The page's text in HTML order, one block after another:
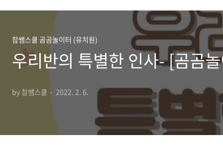
참쌤스쿨 곰곰놀이터 (유치원)
우리반의 특별한 인사- [곰곰
by 참쌤스쿨 2022. 2. 6.